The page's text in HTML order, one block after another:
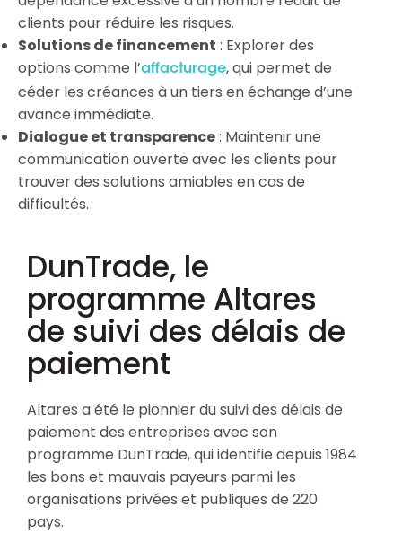
clients pour réduire les risques.
Solutions de financement : Explorer des
options comme l’affacturage, qui permet de
céder les créances à un tiers en échange d’une
avance immédiate.
Dialogue et transparence: Maintenir une
communication ouverte avec les clients pour
trouver des solutions amiables en cas de
difficultés.
DunTrade, le
programme Altares
de suivi des délais de
paiement
Altares a été le pionnier du suivi des délais de
paiement des entreprises avec son
programme DunTrade, qui identifie depuis 1984
les bons et mauvais payeurs parmi les
organisations privées et publiques de 220
pays.